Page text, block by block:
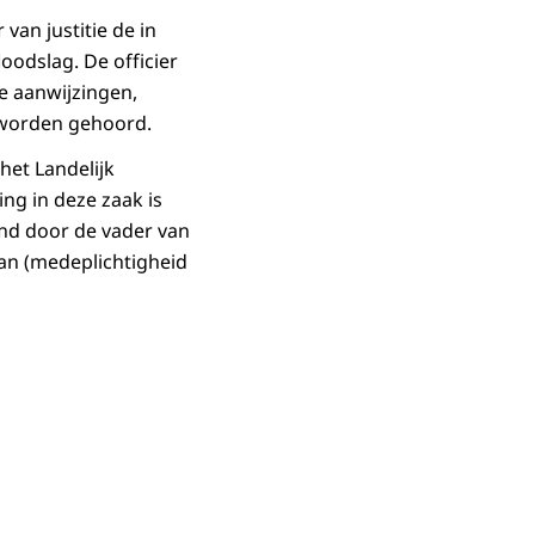
van justitie de in
De officier
aanwijzingen,
gehoord.
Landelijk
in deze zaak is
door de vader van
(medeplichtigheid